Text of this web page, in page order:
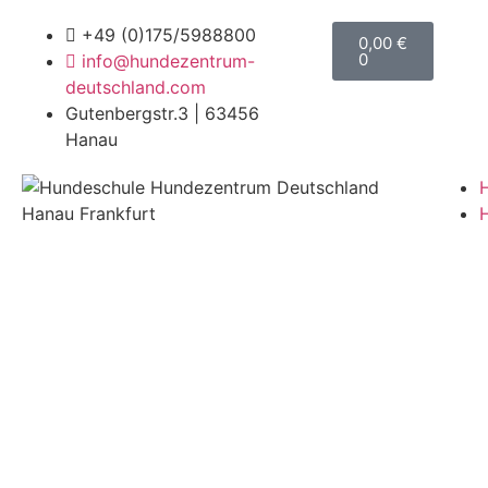
+49 (0)175/5988800
info@hundezentrum-
deutschland.com
Gutenbergstr.3 | 63456
Hanau
0,00 €
0